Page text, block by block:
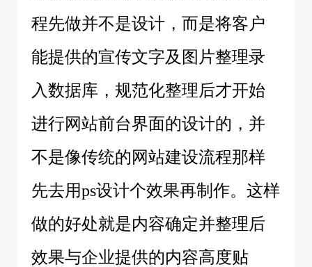
程先做并不是设计，而是将客户
能提供的宣传文字及图片整理录
入数据库，规范化整理后才开始
进行网站前台界面的设计的，并
不是像传统的网站建设流程那样
先去用ps设计个效果再制作。这样
做的好处就是内容确定并整理后
效果与企业提供的内容高度贴